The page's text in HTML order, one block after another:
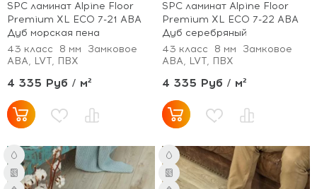
SPC ламинат Alpine Floor
Premium XL ECO 7-21 ABA
Дуб морская пена
43 класс
8 мм
Замковое
ABA, LVT, ПВХ
4 335 Руб / м²
SPC ламинат Alpine Floor
Premium XL ECO 7-22 ABA
Дуб серебряный
43 класс
8 мм
Замковое
ABA, LVT, ПВХ
4 335 Руб / м²